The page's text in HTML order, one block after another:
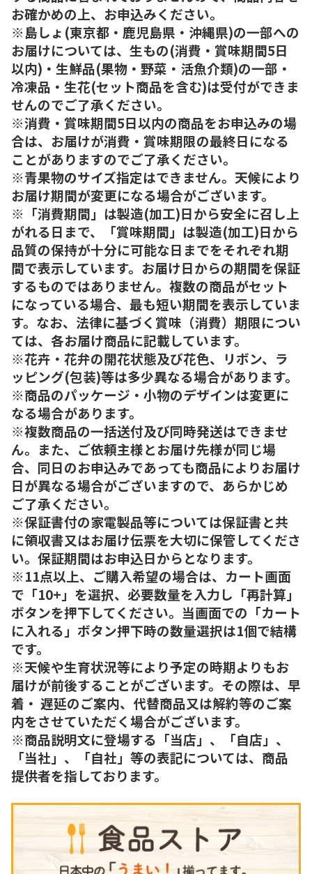
お確かめの上、お申込みください。
※島しょ(東京都・鹿児島県・沖縄県)の一部への
お届けについては、生もの(消費・賞味期間5日
以内)・生鮮品(果物・野菜・活魚介類)の一部・
冷凍品・生花(セット商品を含む)は受付ができま
せんのでご了承ください。
※消費・賞味期間5日以内の商品をお申込みの場
合は、お届けが消費・賞味期限の最終日になる
ことがありますのでご了承ください。
※青果物のサイズ指定はできません。天候により
お届け期間が変更になる場合がございます。
※「消費期間」は製造(加工)日から安全に召し上
がれる日まで、「賞味期間」は製造(加工)日から
品質の保持が十分に可能な日までをそれぞれ期
間で表示しています。お届け日からの期間を保証
するものではありません。複数の商品がセット
になっている場合、最も短い期間を表示していま
す。なお、法律に基づく賞味（消費）期限につい
ては、各お届け商品に記載しています。
※花卉・花弁の開花状態及び花色、リボン、ラ
ッピング(包装)等は多少異なる場合があります。
※商品のパッケージ・小物のデザインは変更に
なる場合があります。
※複数商品の一括送付及び同時発送はできませ
ん。また、ご依頼主様とお届け先様が同じ場
合、同日のお申込みであっても商品によりお届け
日が異なる場合がございますので、あらかじめ
ご了承ください。
※保証書付の家電製品等については保証書と共
に領収書又はお届け伝票を大切に保管してくださ
い。保証期間はお申込日からとなります。
※11点以上、ご購入希望の場合は、カート画面
で「10+」を選択、必要数量を入力し「再計算」
ボタンを押下してください。当画面での「カート
に入れる」ボタン押下時の数量選択は1個で結構
です。
※天候や生育状況等により予定の時期よりもお
届けが前後することがございます。その際は、早
着・ 遅延のご案内、代替商品又は解約等のご案
内をさせていただく場合がございます。
※商品説明文に登場する「当店」、「自店」、
「当社」、「自社」等の表記については、商品
提供者を指しております。